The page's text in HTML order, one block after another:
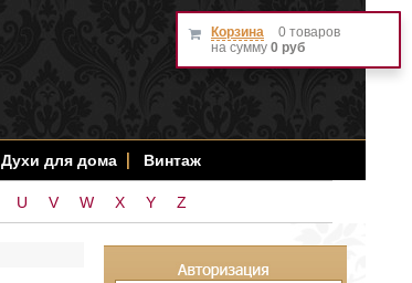
Духи для дома Винтаж
U V W X Y Z
Корзина
0 товаров
на сумму 0 руб